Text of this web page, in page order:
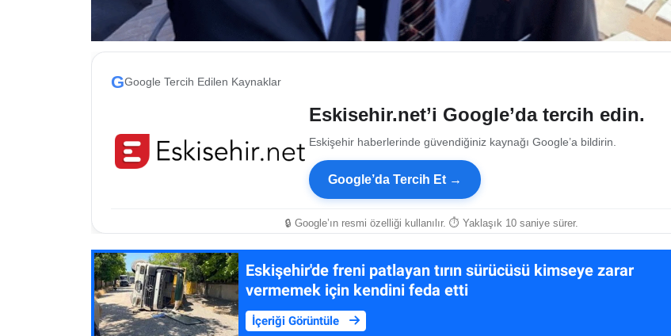
GGoogle Tercih Edilen Kaynaklar
Eskisehir.net’i Google’da tercih edin.
Eskişehir haberlerinde güvendiğiniz kaynağı Google’a bildirin.
Google’da Tercih Et →
🔒 Google’ın resmi özelliği kullanılır. ⏱ Yaklaşık 10 saniye sürer.
Eskişehir'de freni patlayan tırın sürücüsü kimseye zarar
vermemek için kendini feda etti
İçeriği Görüntüle